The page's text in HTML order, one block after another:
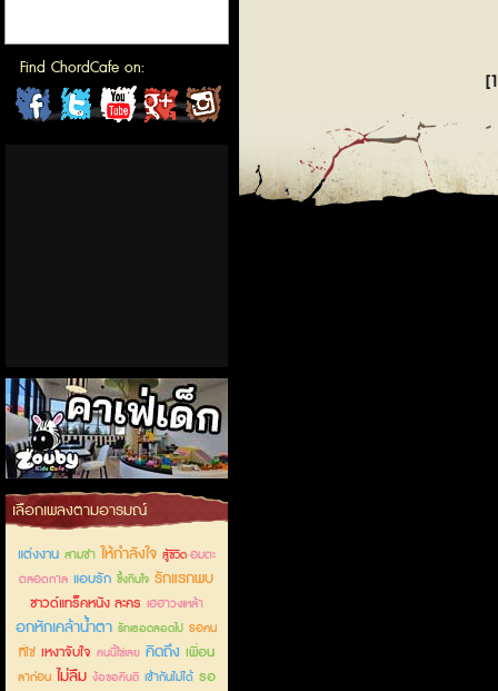
Find ChordCafe on:
ChordCafeChordCafeChordCafeChordCafe
คาเฟ่เด็กลำลูกกา
เลือกเพลงตามอารมณ์
แต่งงาน สามช่า ให้กำลังใจ สู้ชีวิตอมตะ
ตลอดกาล แอบรัก ซึ้งกินใจ รักแรกพบ
ซาวด์แทร็คหนัง ละคร เฮฮาวงเหล้า
อกหักเคล้าน้ำตา รักเธอตลอดไป รอคน
ที่ใช่ เหงาจับใจ คนนี้ใช่เลย คิดถึง เพื่อน
ลาก่อน ไม่ลืม ง้อขอคืนดี เข้ากันไม่ได้ รอ